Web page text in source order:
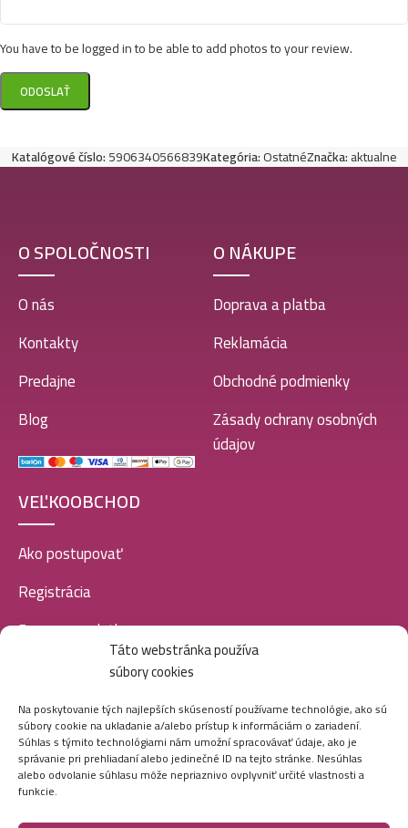
Táto webstránka používa
súbory cookies
Na poskytovanie tých najlepších skúseností používame technológie, ako sú
súbory cookie na ukladanie a/alebo prístup k informáciám o zariadení.
Súhlas s týmito technológiami nám umožní spracovávať údaje, ako je
správanie pri prehliadaní alebo jedinečné ID na tejto stránke. Nesúhlas
alebo odvolanie súhlasu môže nepriaznivo ovplyvniť určité vlastnosti a
funkcie.
You have to be logged in to be able to add photos to your review.
Katalógové číslo:5906340566839Kategória:OstatnéZnačka:aktualne
O SPOLOČNOSTI
O nás
Kontakty
Predajne
Blog
O NÁKUPE
Doprava a platba
Reklamácia
Obchodné podmienky
Zásady ochrany osobných
údajov
VEĽKOOBCHOD
Ako postupovať
Registrácia
Doprava a platba
SOCIÁLNE SIETE